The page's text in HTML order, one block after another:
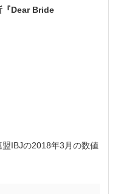
『Dear Bride
IBJの2018年3月の数値